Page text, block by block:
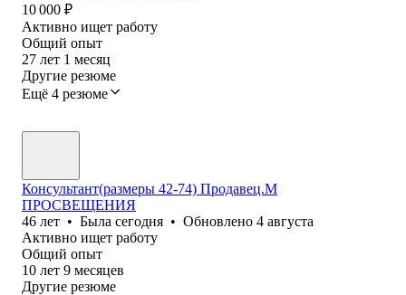
10 000 ₽
Активно ищет работу
Общий опыт
27 лет 1 месяц
Другие резюме
Ещё 4 резюме
Консультант(размеры 42-74) Продавец.М
ПРОСВЕЩЕНИЯ
46 лет • Была сегодня • Обновлено 4 августа
Активно ищет работу
Общий опыт
10 лет 9 месяцев
Другие резюме